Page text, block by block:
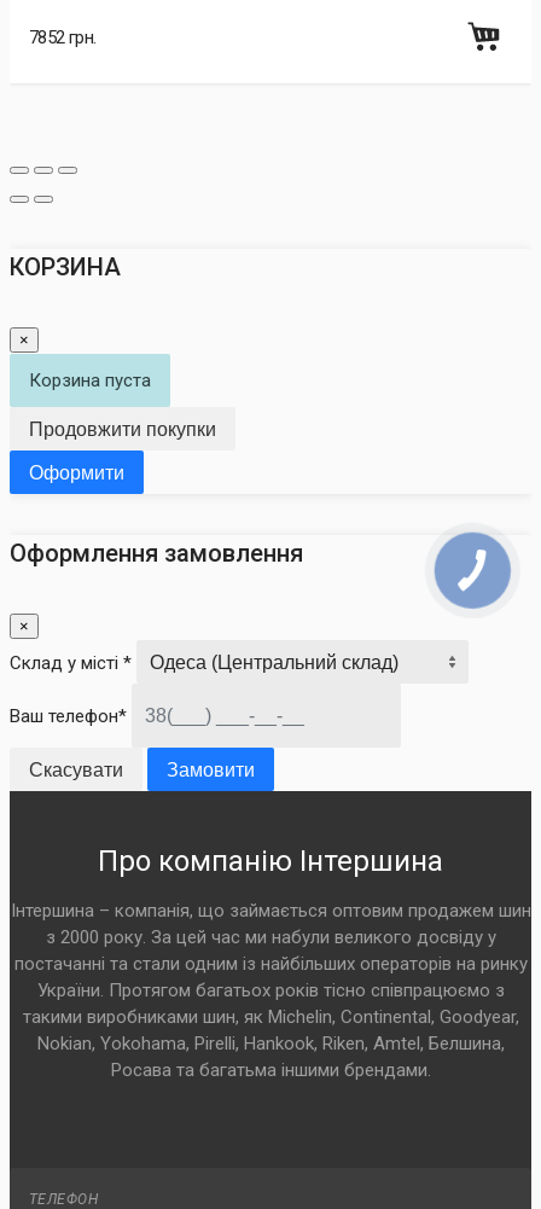
7852 грн.
КОРЗИНА
×
Корзина пуста
Продовжити покупки
Оформити
Оформлення замовлення
×
Склад у місті *
Ваш телефон*
Скасувати Замовити
Про компанію Інтершина
Інтершина – компанія, що займається оптовим продажем шин
з 2000 року. За цей час ми набули великого досвіду у
постачанні та стали одним із найбільших операторів на ринку
України. Протягом багатьох років тісно співпрацюємо з
такими виробниками шин, як Michelin, Continental, Goodyear,
Nokian, Yokohama, Pirelli, Hankook, Riken, Amtel, Белшина,
Росава та багатьма іншими брендами.
ТЕЛЕФОН